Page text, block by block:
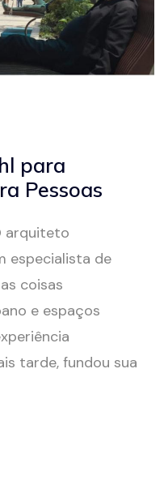
para
Pessoas
arquiteto
especialista de
coisas
e espaços
tarde, fundou sua